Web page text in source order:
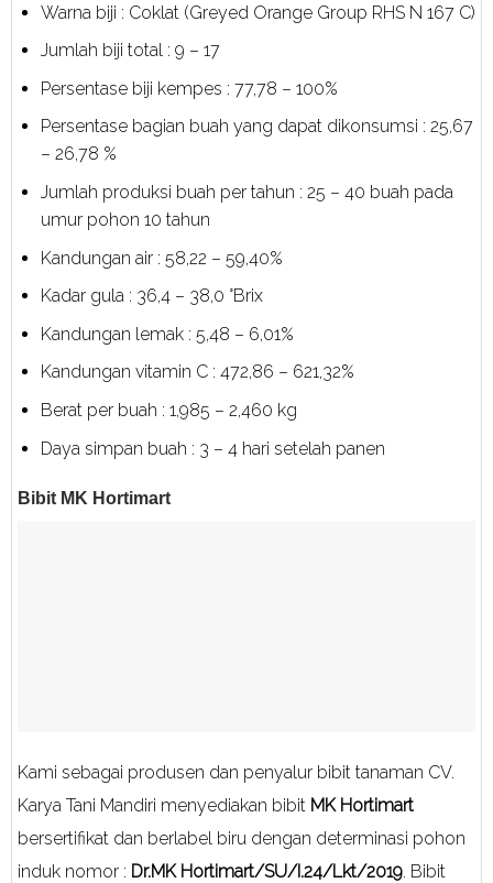
Warna biji : Coklat (Greyed Orange Group RHS N 167 C)
Jumlah biji total : 9 – 17
Persentase biji kempes : 77,78 – 100%
Persentase bagian buah yang dapat dikonsumsi : 25,67
– 26,78 %
Jumlah produksi buah per tahun : 25 – 40 buah pada
umur pohon 10 tahun
Kandungan air : 58,22 – 59,40%
Kadar gula : 36,4 – 38,0 °Brix
Kandungan lemak : 5,48 – 6,01%
Kandungan vitamin C : 472,86 – 621,32%
Berat per buah : 1,985 – 2,460 kg
Daya simpan buah : 3 – 4 hari setelah panen
Bibit MK Hortimart
Kami sebagai produsen dan penyalur bibit tanaman CV.
Karya Tani Mandiri menyediakan bibit MK Hortimart
bersertifikat dan berlabel biru dengan determinasi pohon
induk nomor : Dr.MK Hortimart/SU/I.24/Lkt/2019. Bibit